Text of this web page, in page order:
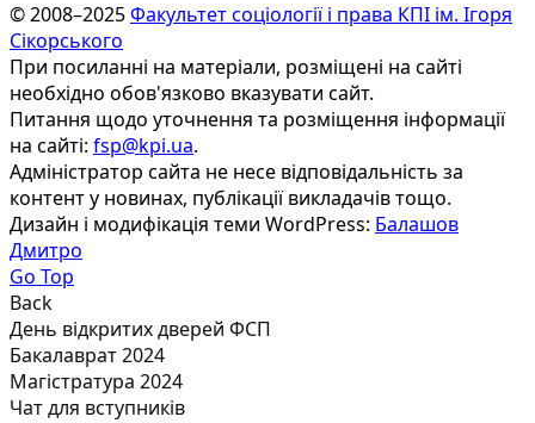
© 2008–2025Факультет соціології і права КПІ ім. Ігоря
Сікорського
При посиланні на матеріали, розміщені на сайті
необхідно обов'язково вказувати сайт.
Питання щодо уточнення та розміщення інформації
на сайті: fsp@kpi.ua.
Адміністратор сайта не несе відповідальність за
контент у новинах, публікації викладачів тощо.
Дизайн і модифікація теми WordPress: Балашов
Дмитро
Go Top
Back
День відкритих дверей ФСП
Бакалаврат 2024
Магістратура 2024
Чат для вступників